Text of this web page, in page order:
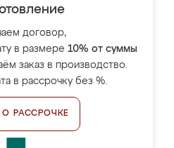
договор,
в размере 10% от суммы
заказ в производство.
в рассрочку без %.
О РАССРОЧКЕ